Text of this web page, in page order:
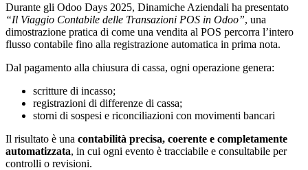
Durante gli Odoo Days 2025, Dinamiche Aziendali ha presentato
“Il Viaggio Contabile delle Transazioni POS in Odoo”, una
dimostrazione pratica di come una vendita al POS percorra l’intero
flusso contabile fino alla registrazione automatica in prima nota.
Dal pagamento alla chiusura di cassa, ogni operazione genera:
scritture di incasso;
registrazioni di differenze di cassa;
storni di sospesi e riconciliazioni con movimenti bancari
Il risultato è una contabilità precisa, coerente e completamente
automatizzata, in cui ogni evento è tracciabile e consultabile per
controlli o revisioni.